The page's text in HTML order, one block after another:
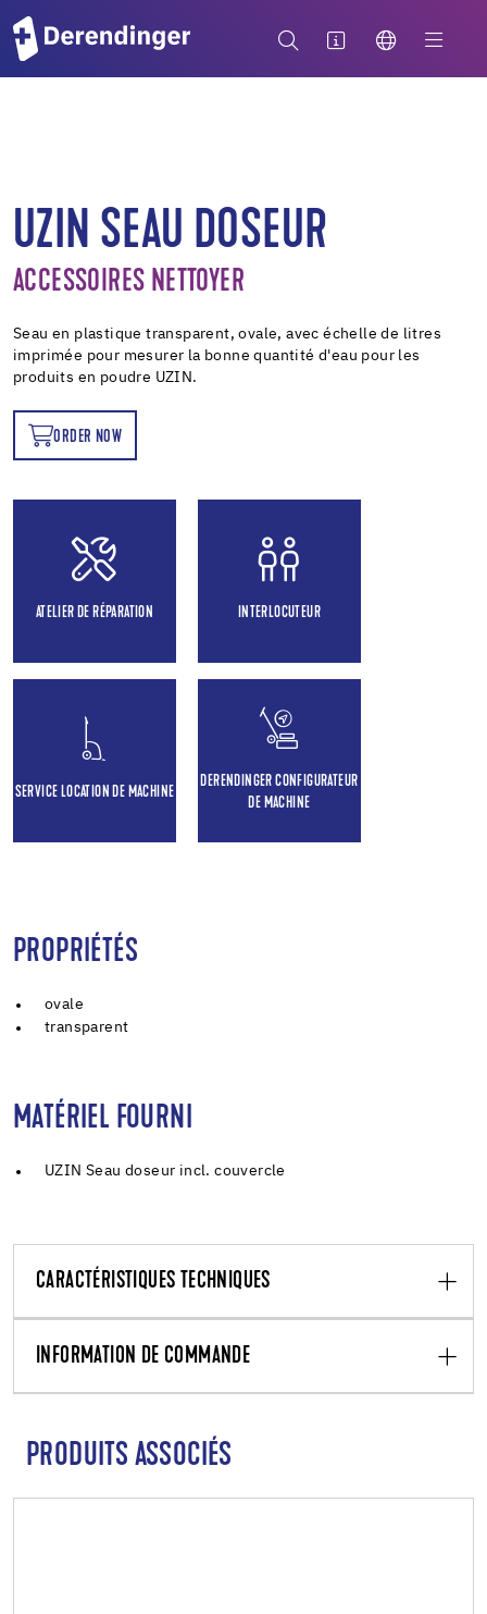
UZIN SEAU DOSEUR
ACCESSOIRES NETTOYER
Seau en plastique transparent, ovale, avec échelle de litres
imprimée pour mesurer la bonne quantité d'eau pour les
produits en poudre UZIN.
ORDER NOW
ATELIER DE RÉPARATION INTERLOCUTEUR
SERVICE LOCATION DE MACHINE
DERENDINGER CONFIGURATEUR
DE MACHINE
PROPRIÉTÉS
ovale
transparent
MATÉRIEL FOURNI
UZIN Seau doseur incl. couvercle
CARACTÉRISTIQUES TECHNIQUES
INFORMATION DE COMMANDE
PRODUITS ASSOCIÉS